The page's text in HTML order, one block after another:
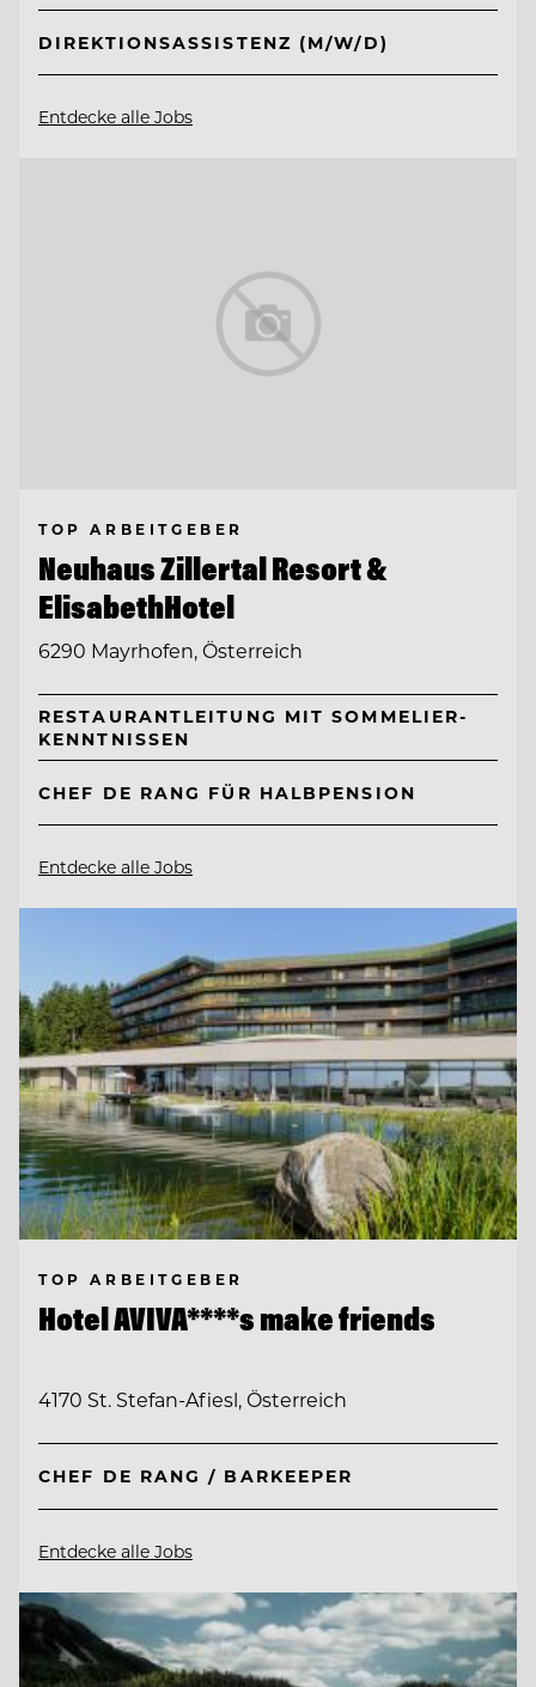
DIREKTIONSASSISTENZ (M/W/D)
Entdecke alle Jobs
TOP ARBEITGEBER
Neuhaus Zillertal Resort &
ElisabethHotel
6290 Mayrhofen, Österreich
RESTAURANTLEITUNG MIT SOMMELIER-
KENNTNISSEN
CHEF DE RANG FÜR HALBPENSION
Entdecke alle Jobs
TOP ARBEITGEBER
Hotel AVIVA****s make friends
4170 St. Stefan-Afiesl, Österreich
CHEF DE RANG / BARKEEPER
Entdecke alle Jobs